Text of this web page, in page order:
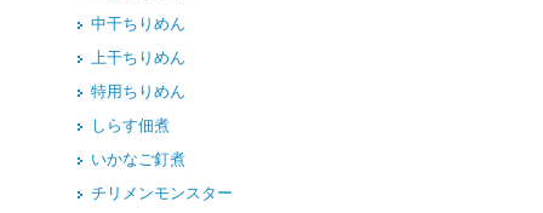
中干ちりめん
上干ちりめん
特用ちりめん
しらす佃煮
いかなご釘煮
チリメンモンスター